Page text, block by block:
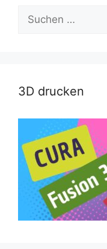
Suche
nach:
3D drucken